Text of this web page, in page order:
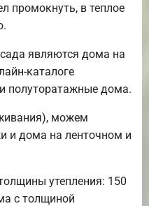
промокнуть, в теплое
являются дома на
каталоге
полуторатажные дома.
можем
и дома на ленточном и
утепления: 150
с толщиной